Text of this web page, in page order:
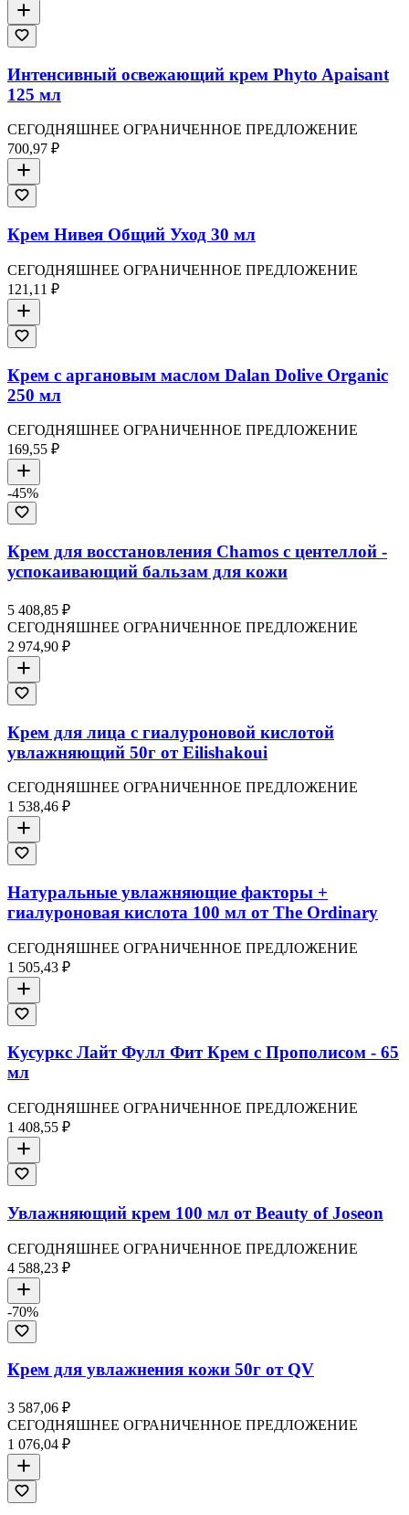
Интенсивный освежающий крем Phyto Apaisant
125 мл
СЕГОДНЯШНЕЕ ОГРАНИЧЕННОЕ ПРЕДЛОЖЕНИЕ
700,97 ₽
Крем Нивея Общий Уход 30 мл
СЕГОДНЯШНЕЕ ОГРАНИЧЕННОЕ ПРЕДЛОЖЕНИЕ
121,11 ₽
Крем с аргановым маслом Dalan Dolive Organic
250 мл
СЕГОДНЯШНЕЕ ОГРАНИЧЕННОЕ ПРЕДЛОЖЕНИЕ
169,55 ₽
-45%
Крем для восстановления Chamos с центеллой -
успокаивающий бальзам для кожи
5 408,85 ₽
СЕГОДНЯШНЕЕ ОГРАНИЧЕННОЕ ПРЕДЛОЖЕНИЕ
2 974,90 ₽
Крем для лица с гиалуроновой кислотой
увлажняющий 50г от Eilishakoui
СЕГОДНЯШНЕЕ ОГРАНИЧЕННОЕ ПРЕДЛОЖЕНИЕ
1 538,46 ₽
Натуральные увлажняющие факторы +
гиалуроновая кислота 100 мл от The Ordinary
СЕГОДНЯШНЕЕ ОГРАНИЧЕННОЕ ПРЕДЛОЖЕНИЕ
1 505,43 ₽
Кусуркс Лайт Фулл Фит Крем с Прополисом - 65
мл
СЕГОДНЯШНЕЕ ОГРАНИЧЕННОЕ ПРЕДЛОЖЕНИЕ
1 408,55 ₽
Увлажняющий крем 100 мл от Beauty of Joseon
СЕГОДНЯШНЕЕ ОГРАНИЧЕННОЕ ПРЕДЛОЖЕНИЕ
4 588,23 ₽
-70%
Крем для увлажнения кожи 50г от QV
3 587,06 ₽
СЕГОДНЯШНЕЕ ОГРАНИЧЕННОЕ ПРЕДЛОЖЕНИЕ
1 076,04 ₽